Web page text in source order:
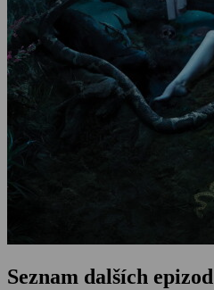
Seznam dalších epizod